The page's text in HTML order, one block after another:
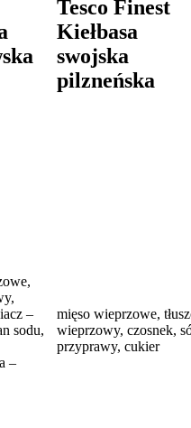
Tesco Finest
Kiełbasa
swojska
pilzneńska
–
sodu,
–
mięso wieprzowe,
wieprzowy, czosnek,
przyprawy, cukier